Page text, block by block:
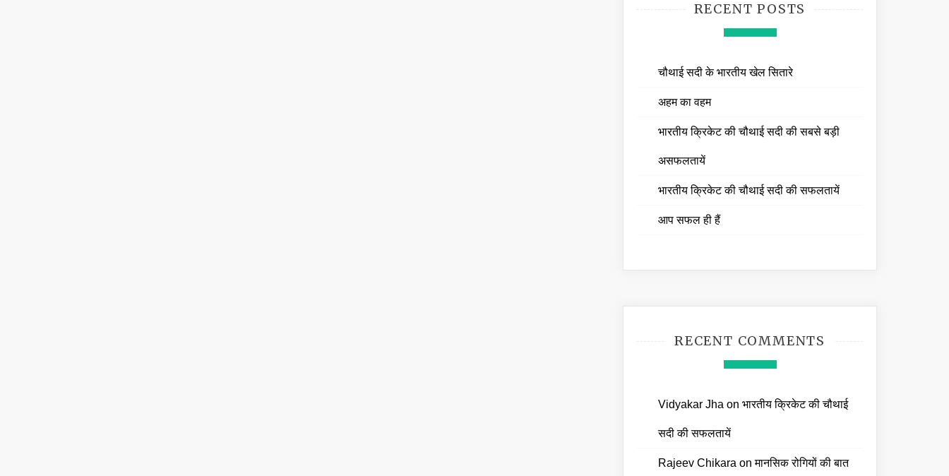
RECENT POSTS
चौथाई सदी के भारतीय खेल सितारे
अहम का वहम
भारतीय क्रिकेट की चौथाई सदी की सबसे बड़ी
असफलतायें
भारतीय क्रिकेट की चौथाई सदी की सफलतायें
आप सफल ही हैं
RECENT COMMENTS
Vidyakar Jha on भारतीय क्रिकेट की चौथाई
सदी की सफलतायें
Rajeev Chikara onमानसिक रोगियों की बात